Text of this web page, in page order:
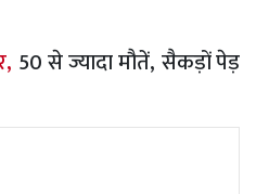
50 से ज्यादा मौतें, सैकड़ों पेड़